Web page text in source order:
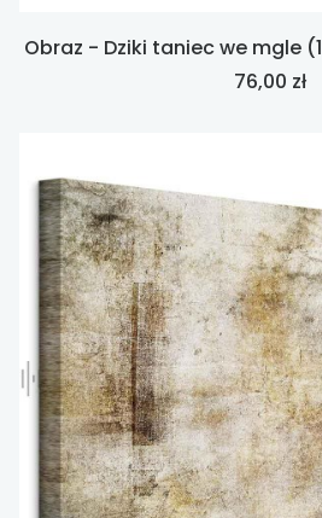
Obraz - Dziki taniec we mgle
Cena
76,00 zł